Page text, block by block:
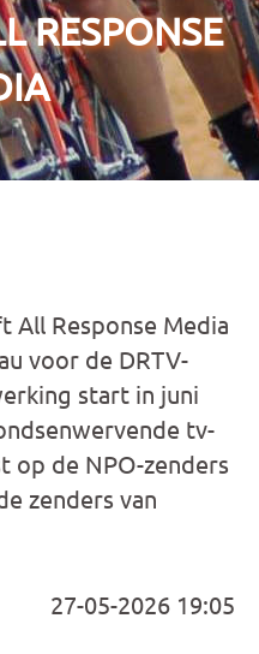
RESPONSE
All Response Media
voor de DRTV-
start in juni
tv-
op de NPO-zenders
zenders van
27-05-2026 19:05